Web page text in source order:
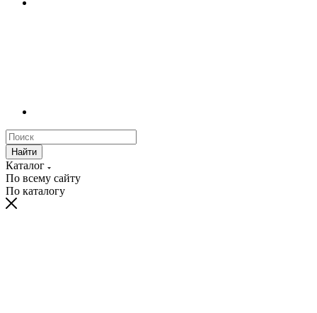
Найти
Каталог
По всему сайту
По каталогу